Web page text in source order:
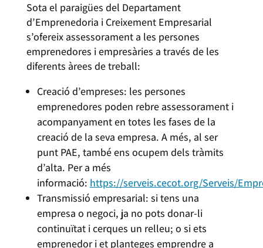
Sota el paraigües del Departament
d’Emprenedoria i Creixement Empresarial
s’ofereix assessorament a les persones
emprenedores i empresàries a través de les
diferents àrees de treball:
Creació d’empreses: les persones
emprenedores poden rebre assessorament i
acompanyament en totes les fases de la
creació de la seva empresa. A més, al ser
punt PAE, també ens ocupem dels tràmits
d’alta. Per a més
informació: https://serveis.cecot.org/Serveis/
Transmissió empresarial: si tens una
empresa o negoci, ja no pots donar-li
continuïtat i cerques un relleu; o si ets
emprenedor i et planteges emprendre a